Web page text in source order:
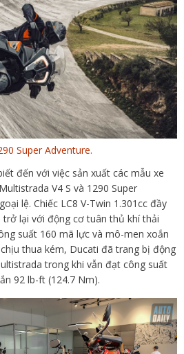
Super Adventure.
đến với việc sản xuất các mẫu xe
V4 S và 1290 Super
lệ. Chiếc LC8 V-Twin 1.301cc đầy
lại với động cơ tuân thủ khí thải
suất 160 mã lực và mô-men xoắn
thua kém, Ducati đã trang bị động
trong khi vẫn đạt công suất
92 lb-ft (124.7 Nm).